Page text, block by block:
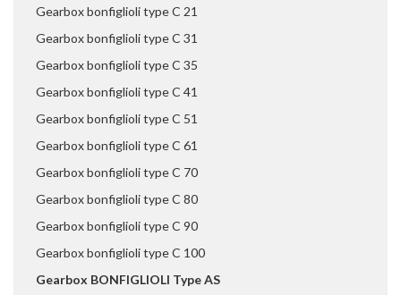
Gearbox bonfiglioli type C 21
Gearbox bonfiglioli type C 31
Gearbox bonfiglioli type C 35
Gearbox bonfiglioli type C 41
Gearbox bonfiglioli type C 51
Gearbox bonfiglioli type C 61
Gearbox bonfiglioli type C 70
Gearbox bonfiglioli type C 80
Gearbox bonfiglioli type C 90
Gearbox bonfiglioli type C 100
Gearbox BONFIGLIOLI Type AS